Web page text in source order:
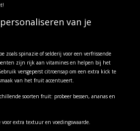
van je
zoals spinazie of selderij voor een verfrissende
zijn rijk aan vitamines en helpen bij het
versgeperst citroensap om een extra kick te
van het fruit accentueert.
soorten fruit: probeer bessen, ananas en
voor extra textuur en voedingswaarde.